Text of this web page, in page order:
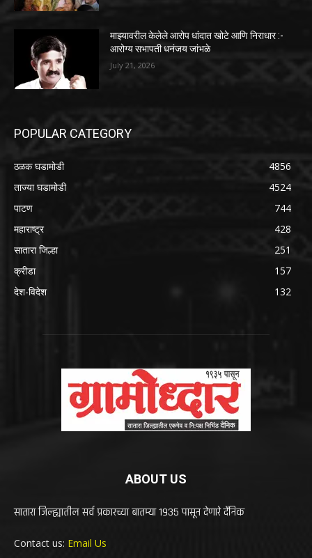
माझ्यावरील केलेले आरोप धांदात खोटे आणि निराधार :-
आरोग्य सभापती धनंजय जांभळे
July 21, 2026
POPULAR CATEGORY
ठळक घडामोडी
4856
ताज्या घडामोडी
4524
पाटण
744
महाराष्ट्र
428
सातारा जिल्हा
251
क्रीडा
157
देश-विदेश
132
ABOUT US
सातारा जिल्ह्यातील सर्व प्रकारच्या बातम्या 1935 पासून देणारे दैनिक
Contact us: Email Us